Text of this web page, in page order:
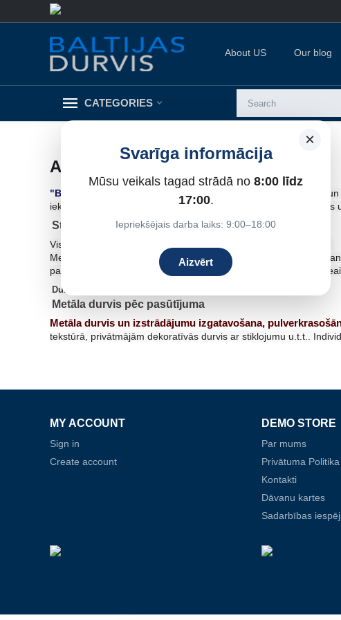
About US Our blog
CATEGORIES
×
Svarīga informācija
Mūsu veikals tagad strādā no8:00 līdz
17:00.
Iepriekšējais darba laiks: 9:00–18:00
Aizvērt
ABOUT US
"Baltijas Durvis"
standarta durvis
iekšdurvis ar rorplates pildījumu, finierētas, laminētas, sertificētas
Standarta metāla durvis mājām un dzīvokļiem.
Visa veida metāla durvis tiek izgatavotas ar augstvērtīgu iekārtu.
Metālplasta pārklājums atšķirībā no krāsojuma vai līmplēves
pastiprinošās eņģes. Durvis ir piemērotas privātmājām, ziemā
Durvis ir drošas pret zagļiem.
Metāla durvis pēc pasūtījuma
Metāla durvis un izstrādājumu izgatavošana,
tekstūrā, privātmājām dekoratīvās durvis ar stiklojumu u.t.t..
MY ACCOUNT
Sign in
Create account
DEMO STORE
Par mums
Privātuma Politika
Kontakti
Dāvanu kartes
Sadarbības